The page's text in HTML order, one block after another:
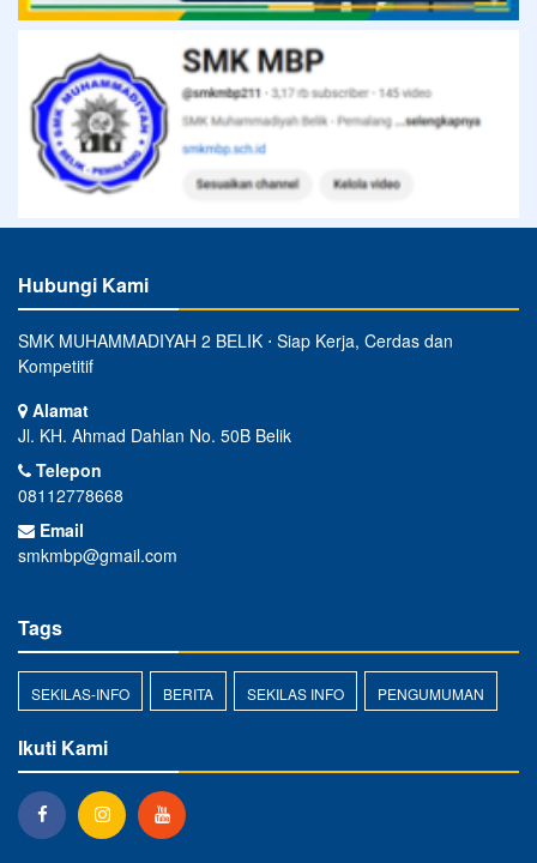
Hubungi Kami
SMK MUHAMMADIYAH 2 BELIK ⋅ Siap Kerja, Cerdas dan
Kompetitif
Alamat
Jl. KH. Ahmad Dahlan No. 50B Belik
Telepon
08112778668
Email
smkmbp@gmail.com
Tags
SEKILAS-INFO BERITA SEKILAS INFO PENGUMUMAN
Ikuti Kami